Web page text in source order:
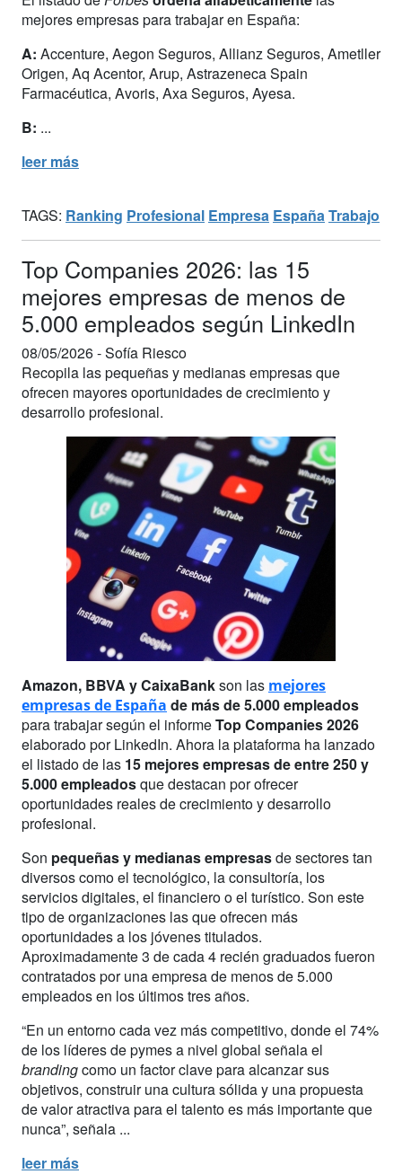
mejores empresas para trabajar en España:
A: Accenture, Aegon Seguros, Allianz Seguros, Ametller
Origen, Aq Acentor, Arup, Astrazeneca Spain
Farmacéutica, Avoris, Axa Seguros, Ayesa.
B: ...
leer más
TAGS: Ranking Profesional Empresa España Trabajo
Top Companies 2026: las 15
mejores empresas de menos de
5.000 empleados según LinkedIn
08/05/2026 -Sofía Riesco
Recopila las pequeñas y medianas empresas que
ofrecen mayores oportunidades de crecimiento y
desarrollo profesional.
Amazon, BBVA y CaixaBankson las mejores
empresas de España de más de 5.000 empleados
para trabajar según el informeTop Companies 2026
elaborado por LinkedIn. Ahora la plataforma ha lanzado
el listado de las 15 mejores empresas de entre 250 y
5.000 empleadosque destacan por ofrecer
oportunidades reales de crecimiento y desarrollo
profesional.
Son pequeñas y medianas empresasde sectores tan
diversos como el tecnológico, la consultoría, los
servicios digitales, el financiero o el turístico. Son este
tipo de organizaciones las que ofrecen más
oportunidades a los jóvenes titulados.
Aproximadamente 3 de cada 4 recién graduados fueron
contratados por una empresa de menos de 5.000
empleados en los últimos tres años.
“En un entorno cada vez más competitivo, donde el 74%
de los líderes de pymes a nivel global señala el
brandingcomo un factor clave para alcanzar sus
objetivos, construir una cultura sólida y una propuesta
de valor atractiva para el talento es más importante que
nunca”, señala ...
leer más